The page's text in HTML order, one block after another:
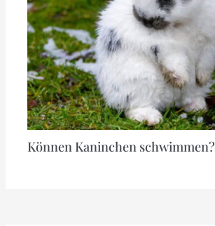
Können Kaninchen schwimmen?